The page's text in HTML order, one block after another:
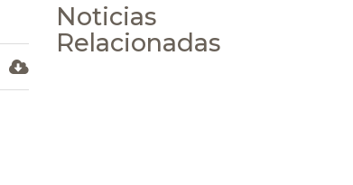
Noticias
Relacionadas